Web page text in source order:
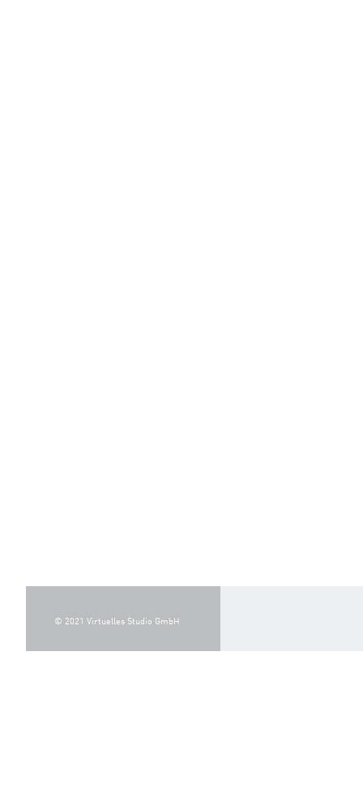
© 2021 Virtuelles Studio GmbH